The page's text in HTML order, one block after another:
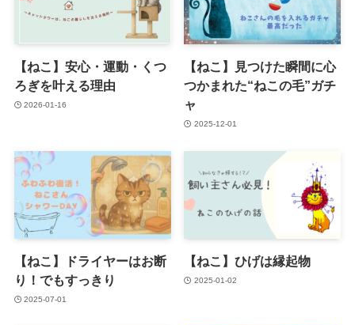
【ねこ】安心・運動・くつ
ろぎを叶える理由
2026-01-16
【ねこ】見つけた瞬間に心
つかまれた“ねこの毛”ガチ
ャ
2025-12-01
【ねこ】ドライヤーはお断
り！でもすっきり
2025-07-01
【ねこ】ひげは縁起物
2025-01-02